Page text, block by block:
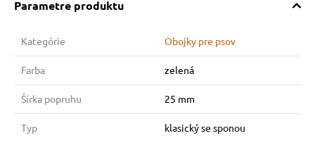
Parametre produktu
Kategórie Obojky pre psov
Farba zelená
Šírka popruhu 25 mm
Typ klasický se sponou